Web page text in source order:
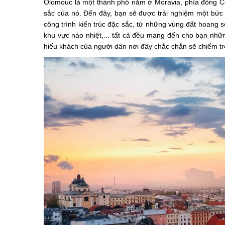
Olomouc là một thành phố nằm ở Moravia, phía đông
sắc của nó. Đến đây, bạn sẽ được trải nghiệm một
công trình kiến trúc đặc sắc, từ những vùng đất hoang
khu vực náo nhiệt,... tất cả đều mang đến cho bạn
hiếu khách của người dân nơi đây chắc chắn sẽ chiếm